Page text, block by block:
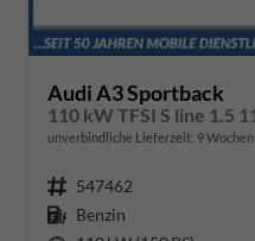
Audi A3 Sportback
unverbindliche Lieferzeit: 9 Wochen
Fahrzeugnr. 547462
Kraftstoff Benzin